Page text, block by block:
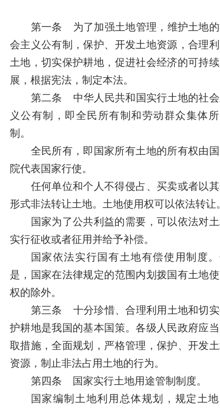
第一条
为了加强土地管理，维护土地
会主义公有制，保护、开发土地资源，合理
土地，切实保护耕地，促进社会经济的可持
展，根据宪法，制定本法。
第二条
中华人民共和国实行土地的社
义公有制，即全民所有制和劳动群众集体
制。
全民所有，即国家所有土地的所有权由
院代表国家行使。
任何单位和个人不得侵占、买卖或者以
形式非法转让土地。土地使用权可以依法转让
国家为了公共利益的需要，可以依法对
实行征收或者征用并给予补偿。
国家依法实行国有土地有偿使用制度
是，国家在法律规定的范围内划拨国有土地
权的除外。
第三条
十分珍惜、合理利用土地和切
护耕地是我国的基本国策。各级人民政府应
取措施，全面规划，严格管理，保护、开发
资源，制止非法占用土地的行为。
第四条
国家实行土地用途管制制度。
国家编制土地利用总体规划，规定土